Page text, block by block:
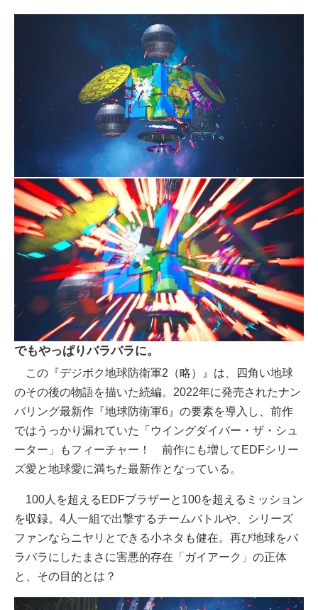
でもやっぱりバラバラに。
この『デジボク地球防衛軍2（略）』は、四角い地球
のその後の物語を描いた続編。2022年に発売されたナン
バリング最新作『地球防衛軍6』の要素を導入し、前作
ではうっかり漏れていた「ウイングダイバー・ザ・シュ
ーター」もフィーチャー！ 前作にも増してEDFシリー
ズ愛と地球愛に満ちた最新作となっている。
100人を超えるEDFブラザーと100を超えるミッション
を収録。4人一組で出撃するチームバトルや、シリーズ
ファンならニヤリとできる小ネタも健在。再び地球をバ
ラバラにしたまさに害悪的存在「ガイアーク」の正体
と、その目的とは？